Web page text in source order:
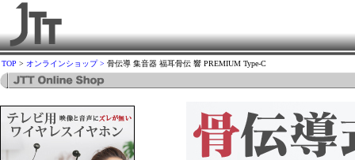
TOP > オンラインショップ > 骨伝導 集音器 福耳骨伝 響 PREMIUM Type-C